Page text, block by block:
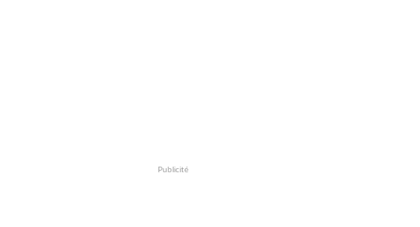
Publicité